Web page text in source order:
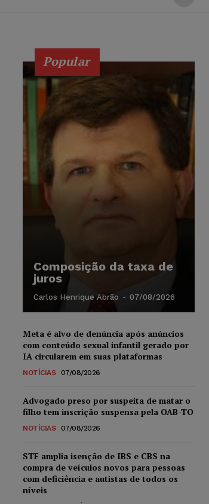
Popular
Composição da taxa de
juros
Carlos Henrique Abrão - 07/08/2026
Meta é alvo de denúncia após anúncios
com conteúdo sexual infantil gerado por
IA circularem em suas plataformas
NOTÍCIAS 07/08/2026
Advogado preso por suspeita de matar o
filho tem inscrição suspensa pela OAB-TO
NOTÍCIAS 07/08/2026
STF amplia isenção de IBS e CBS na
compra de veículos novos para pessoas
com deficiência e autistas de todos os
níveis